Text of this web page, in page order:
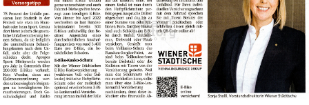
Wiener Städtische Versicherung
WIENER STÄDTISCHE VERSICHERUNG AG Vienna Insurance
Group
2022
Bild-ID: 73961